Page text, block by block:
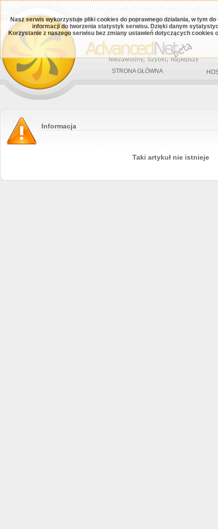
Nasz serwis wykorzystuje pliki cookies do poprawnego działania, w tym
informacji do tworzenia statystyk serwisu. Dzięki danym
Korzystanie z naszego serwisu bez zmiany ustawień dotyczących cookies
STRONA GŁÓWNA
Informacja
Taki artykuł nie istnieje